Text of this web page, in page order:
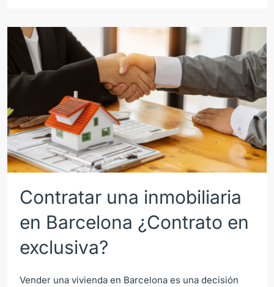
Contratar una inmobiliaria
en Barcelona ¿Contrato en
exclusiva?
Vender una vivienda en Barcelona es una decisión